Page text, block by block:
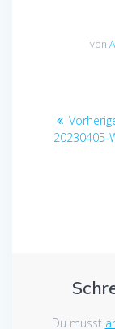
von
20230405-
Du musst